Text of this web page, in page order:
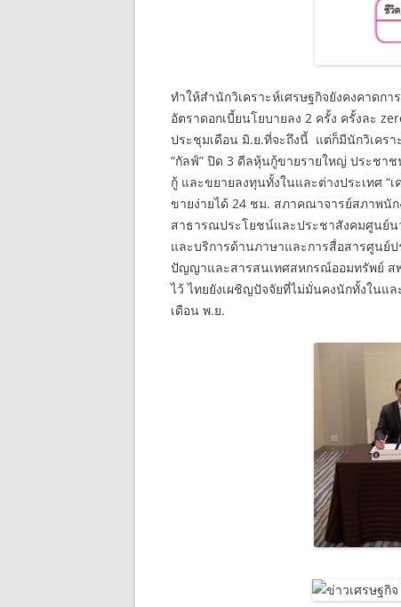
ทำให้สำนักวิเคราะห์เศรษฐกิจยังคงคาดก
อัตราดอกเบี้ยนโยบายลง 2 ครั้ง ครั้งละ
ประชุมเดือน มิ.ย.ที่จะถึงนี้ แต่ก็มีนักวิเคร
“กัลฟ์” ปิด 3 ดีลหุ้นกู้ขายรายใหญ่ ประชา
กู้ และขยายลงทุนทั้งในและต่างประเทศ “
ขายง่ายได้ 24 ชม. สภาคณาจารย์สภาพนั
สาธารณประโยชน์และประชาสังคมศูนย์
และบริการด้านภาษาและการสื่อสารศูนย์
ปัญญาและสารสนเทศสหกรณ์ออมทรัพย์ ส
ไว้ ไทยยังเผชิญปัจจัยที่ไม่มั่นคงนักทั้งในแล
เดือน พ.ย.